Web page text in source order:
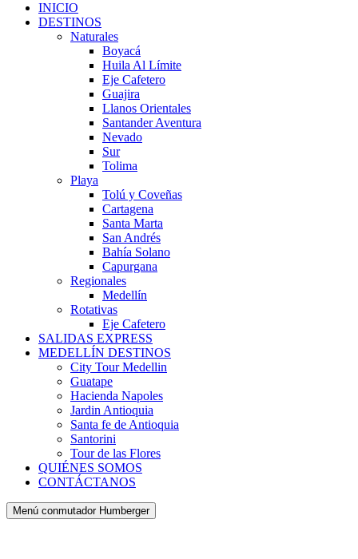
INICIO
DESTINOS
Naturales
Boyacá
Huila Al Límite
Eje Cafetero
Guajira
Llanos Orientales
Santander Aventura
Nevado
Sur
Tolima
Playa
Tolú y Coveñas
Cartagena
Santa Marta
San Andrés
Bahía Solano
Capurgana
Regionales
Medellín
Rotativas
Eje Cafetero
SALIDAS EXPRESS
MEDELLÍN DESTINOS
City Tour Medellin
Guatape
Hacienda Napoles
Jardin Antioquia
Santa fe de Antioquia
Santorini
Tour de las Flores
QUIÉNES SOMOS
CONTÁCTANOS
Menú conmutador Humberger